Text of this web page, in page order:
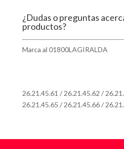
¿Dudas o preguntas
productos?
Marca al 01800LAGIRALDA
26.21.45.61 / 26.21.45.62 /
26.21.45.65 / 26.21.45.66/